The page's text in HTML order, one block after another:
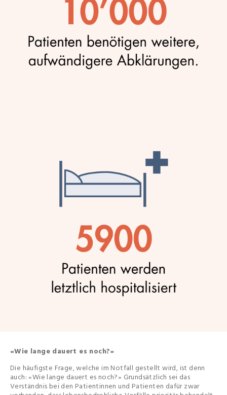
«Wie lange dauert es noch?»
Die häufigste Frage, welche im Notfall gestellt wird, ist denn
auch: «Wie lange dauert es noch?» Grundsätzlich sei das
Verständnis bei den Patientinnen und Patienten dafür zwar